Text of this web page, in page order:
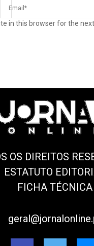
in this browser for the
OS DIREITOS
ESTATUTO
FICHA TÉCNICA